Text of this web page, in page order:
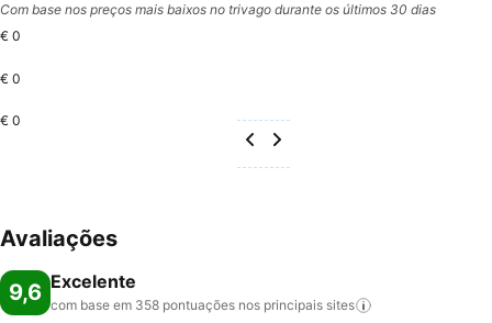
Com base nos preços mais baixos no trivago durante os últimos 30 dias
€ 0
€ 0
€ 0
Avaliações
9,6 Excelente
com base em 358 pontuações nos principais sites